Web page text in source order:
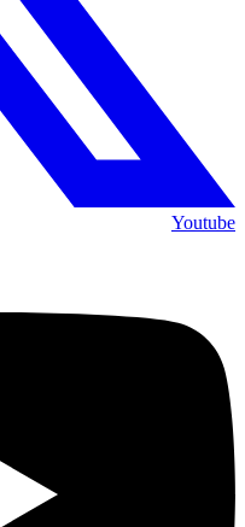
Youtube